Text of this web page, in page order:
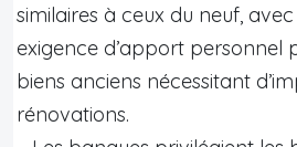
similaires à ceux du neuf,
exigence d’apport personnel
biens anciens nécessitant
rénovations.